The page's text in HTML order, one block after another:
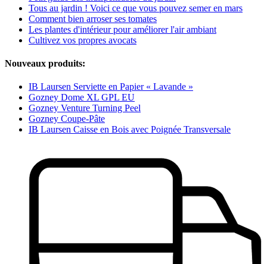
Tous au jardin ! Voici ce que vous pouvez semer en mars
Comment bien arroser ses tomates
Les plantes d'intérieur pour améliorer l'air ambiant
Cultivez vos propres avocats
Nouveaux produits:
IB Laursen Serviette en Papier « Lavande »
Gozney Dome XL GPL EU
Gozney Venture Turning Peel
Gozney Coupe-Pâte
IB Laursen Caisse en Bois avec Poignée Transversale